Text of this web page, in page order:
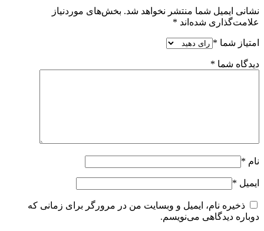
نشانی ایمیل شما منتشر نخواهد شد. بخش‌های موردنیاز
علامت‌گذاری شده‌اند *
امتیاز شما *
دیدگاه شما *
نام *
ایمیل *
ذخیره نام، ایمیل و وبسایت من در مرورگر برای زمانی که
دوباره دیدگاهی می‌نویسم.